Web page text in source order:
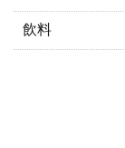
飲料